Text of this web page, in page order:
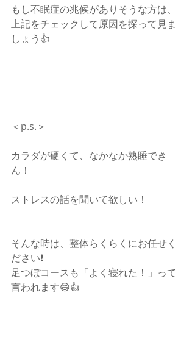
もし不眠症の兆候がありそうな方は、
上記をチェックして原因を探って見ま
しょう👍
＜p.s.＞
カラダが硬くて、なかなか熟睡でき
ん！
ストレスの話を聞いて欲しい！
そんな時は、整体らくらくにお任せく
ださい❗️
足つぼコースも「よく寝れた！」って
言われます😄👍